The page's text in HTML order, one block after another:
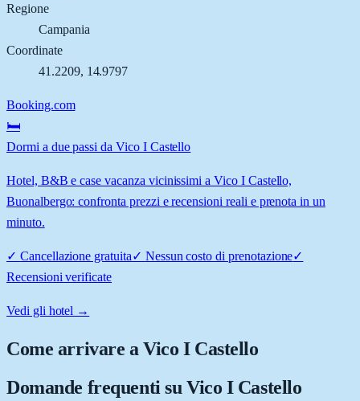
Regione
Campania
Coordinate
41.2209, 14.9797
Booking.com
🛏️
Dormi a due passi da Vico I Castello
Hotel, B&B e case vacanza vicinissimi a Vico I Castello,
Buonalbergo: confronta prezzi e recensioni reali e prenota in un
minuto.
✓ Cancellazione gratuita✓ Nessun costo di prenotazione✓
Recensioni verificate
Vedi gli hotel →
Come arrivare aVico I Castello
Domande frequenti su Vico I Castello